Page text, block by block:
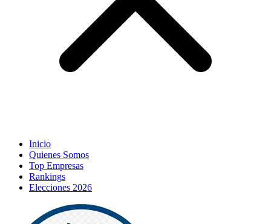
Inicio
Quienes Somos
Top Empresas
Rankings
Elecciones 2026